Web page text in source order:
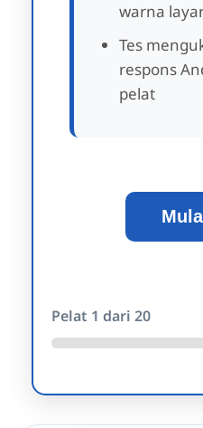
warna
Tes
respons
pelat
Pelat 1 dari 20